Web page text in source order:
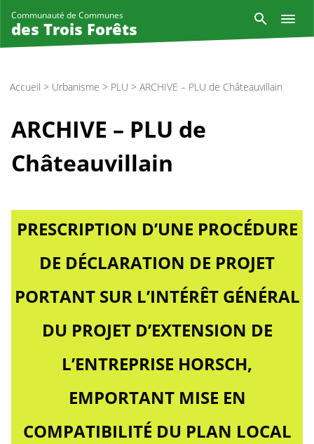
Communauté de Communes
des Trois Forêts
Accueil > Urbanisme > PLU > ARCHIVE – PLU de Châteauvillain
ARCHIVE – PLU de
Châteauvillain
PRESCRIPTION D’UNE PROCÉDURE
DE DÉCLARATION DE PROJET
PORTANT SUR L’INTÉRÊT GÉNÉRAL
DU PROJET D’EXTENSION DE
L’ENTREPRISE HORSCH,
EMPORTANT MISE EN
COMPATIBILITÉ DU PLAN LOCAL